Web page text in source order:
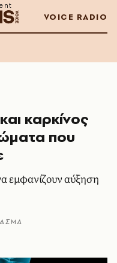
VOICE RADIO
καρκίνος
που
εμφανίζουν αύξηση